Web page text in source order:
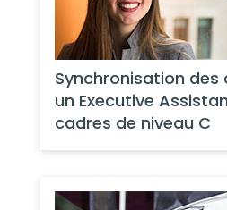
Synchronisation
un Executive
cadres de niveau C